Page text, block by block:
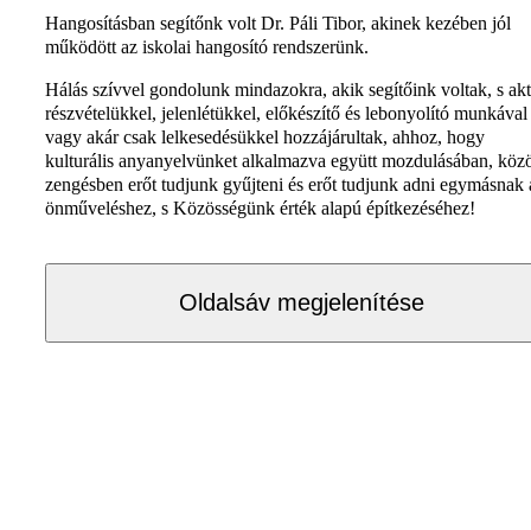
Hangosításban segítőnk volt Dr. Páli Tibor, akinek kezében jól
működött az iskolai hangosító rendszerünk.
Hálás szívvel gondolunk mindazokra, akik segítőink voltak, s
részvételükkel, jelenlétükkel, előkészítő és lebonyolító munkával
vagy akár csak lelkesedésükkel hozzájárultak, ahhoz, hogy
kulturális anyanyelvünket alkalmazva együtt mozdulásában,
zengésben erőt tudjunk gyűjteni és erőt tudjunk adni egymásnak
önműveléshez, s Közösségünk érték alapú építkezéséhez!
Oldalsáv megjelenítése